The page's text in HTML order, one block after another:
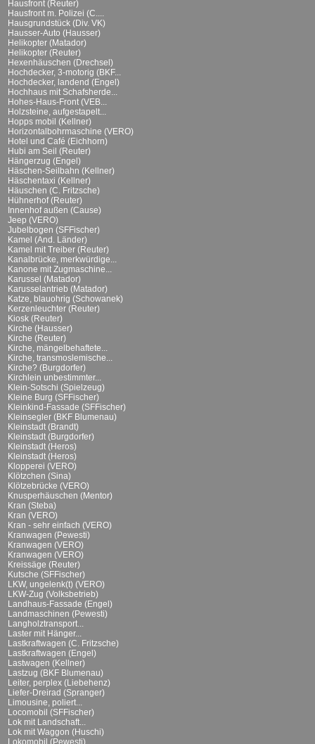
Hausfront (Reuter)
Hausfront m. Polizei (C....
Hausgrundstück (Div. VK)
Hausser-Auto (Hausser)
Helikopter (Matador)
Helikopter (Reuter)
Hexenhäuschen (Drechsel)
Hochdecker, 3-motorig (BKF...
Hochdecker, landend (Engel)
Hochhaus mit Schafsherde...
Hohes-Haus-Front (VEB...
Holzsteine, aufgestapelt...
Hopps mobil (Kellner)
Horizontalbohrmaschine (VERO)
Hotel und Café (Eichhorn)
Hubi am Seil (Reuter)
Hängerzug (Engel)
Häschen-Seilbahn (Kellner)
Häschentaxi (Kellner)
Häuschen (C. Fritzsche)
Hühnerhof (Reuter)
Innenhof außen (Cause)
Jeep (VERO)
Jubelbogen (SFFischer)
Kamel (And. Länder)
Kamel mit Treiber (Reuter)
Kanalbrücke, merkwürdige...
Kanone mit Zugmaschine...
Karussel (Matador)
Karusselantrieb (Matador)
Katze, blauohrig (Schowanek)
Kerzenleuchter (Reuter)
Kiosk (Reuter)
Kirche (Hausser)
Kirche (Reuter)
Kirche, mängelbehaftete...
Kirche, transmoslemische...
Kirche? (Burgdorfer)
Kirchlein unbestimmter...
Klein-Sotschi (Spielzeug)
Kleine Burg (SFFischer)
Kleinkind-Fassade (SFFischer)
Kleinsegler (BKF Blumenau)
Kleinstadt (Brandt)
Kleinstadt (Burgdorfer)
Kleinstadt (Heros)
Kleinstadt (Heros)
Klopperei (VERO)
Klötzchen (Sina)
Klötzebrücke (VERO)
Knusperhäuschen (Mentor)
Kran (Steba)
Kran (VERO)
Kran - sehr einfach (VERO)
Kranwagen (Pewesti)
Kranwagen (VERO)
Kranwagen (VERO)
Kreissäge (Reuter)
Kutsche (SFFischer)
LKW, ungelenk(t) (VERO)
LKW-Zug (Volksbetrieb)
Landhaus-Fassade (Engel)
Landmaschinen (Pewesti)
Langholztransport...
Laster mit Hänger...
Lastkraftwagen (C. Fritzsche)
Lastkraftwagen (Engel)
Lastwagen (Kellner)
Lastzug (BKF Blumenau)
Leiter, perplex (Liebehenz)
Liefer-Dreirad (Spranger)
Limousine, poliert...
Locomobil (SFFischer)
Lok mit Landschaft...
Lok mit Waggon (Huschi)
Lokomobil (Pewesti)